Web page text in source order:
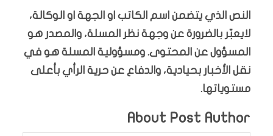
النص الذي يتضمن اسم الكاتب او الجهة او الوكالة،
لايعبّر بالضرورة عن وجهة نظر المسلة، والمصدر هو
المسؤول عن المحتوى. ومسؤولية المسلة هو في
نقل الأخبار بحيادية، والدفاع عن حرية الرأي بأعلى
مستوياتها.
About Post Author